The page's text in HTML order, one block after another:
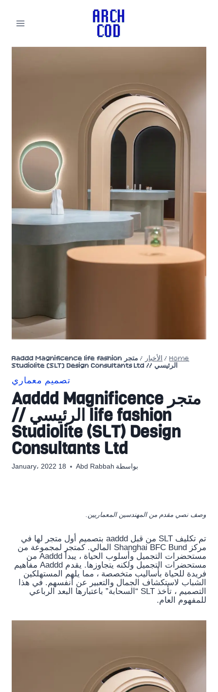
Home
/ الأخبار /
متجر Aaddd Magnificence life fashion
الرئيسي // Studiolite (SLT) Design Consultants Ltd
تصميم معماري
متجر Aaddd Magnificence
life fashion الرئيسي //
Studiolite (SLT) Design
Consultants Ltd
بواسطة Abd Rabbah 18 January، 2022
وصف نصي مقدم من المهندسين المعماريين.
تم تكليف SLT من قبل aaddd بتصميم أول متجر لها في
مركز Shanghai BFC Bund المالي. كمتجر لمجموعة من
مستحضرات التجميل وأسلوب الحياة ، يبدأ Aaddd من
مستحضرات التجميل ولكنه يتجاوزها. يقدم Aaddd مفاهيم
فريدة للحياة بأساليب متخصصة ، مما يلهم المستهلكين
الشباب لاستكشاف الجمال والتعبير عن أنفسهم. في هذا
التصميم ، تأخذ SLT “السحابة” باعتبارها البعد الرباعي
للمفهوم العام.